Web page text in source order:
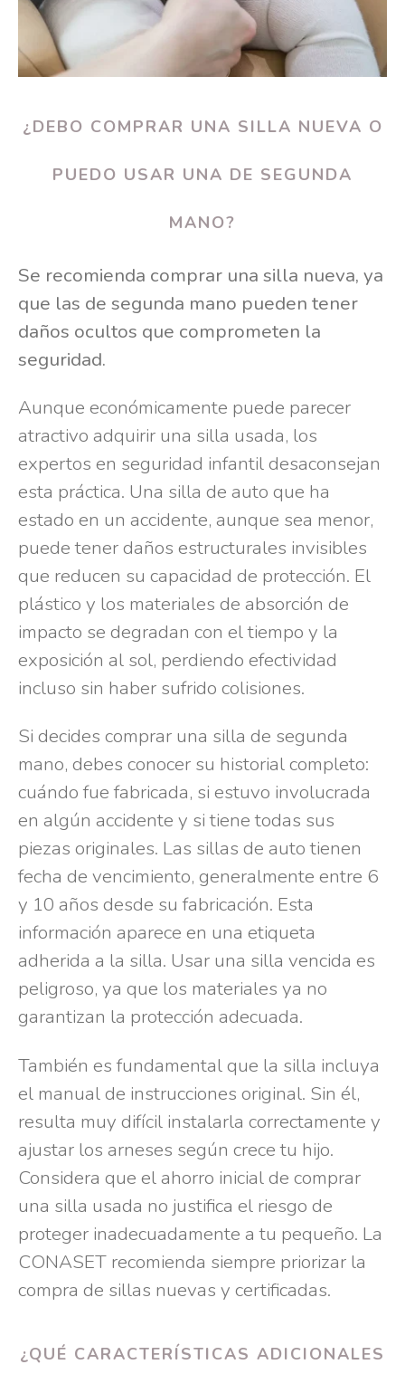
¿DEBO COMPRAR UNA SILLA NUEVA O
PUEDO USAR UNA DE SEGUNDA
MANO?
Se recomienda comprar una silla nueva, ya
que las de segunda mano pueden tener
daños ocultos que comprometen la
seguridad.
Aunque económicamente puede parecer
atractivo adquirir una silla usada, los
expertos en seguridad infantil desaconsejan
esta práctica. Una silla de auto que ha
estado en un accidente, aunque sea menor,
puede tener daños estructurales invisibles
que reducen su capacidad de protección. El
plástico y los materiales de absorción de
impacto se degradan con el tiempo y la
exposición al sol, perdiendo efectividad
incluso sin haber sufrido colisiones.
Si decides comprar una silla de segunda
mano, debes conocer su historial completo:
cuándo fue fabricada, si estuvo involucrada
en algún accidente y si tiene todas sus
piezas originales. Las sillas de auto tienen
fecha de vencimiento, generalmente entre 6
y 10 años desde su fabricación. Esta
información aparece en una etiqueta
adherida a la silla. Usar una silla vencida es
peligroso, ya que los materiales ya no
garantizan la protección adecuada.
También es fundamental que la silla incluya
el manual de instrucciones original. Sin él,
resulta muy difícil instalarla correctamente y
ajustar los arneses según crece tu hijo.
Considera que el ahorro inicial de comprar
una silla usada no justifica el riesgo de
proteger inadecuadamente a tu pequeño. La
CONASET recomienda siempre priorizar la
compra de sillas nuevas y certificadas.
¿QUÉ CARACTERÍSTICAS ADICIONALES